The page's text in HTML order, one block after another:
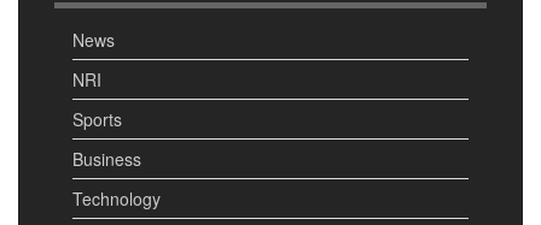
News
NRI
Sports
Business
Technology